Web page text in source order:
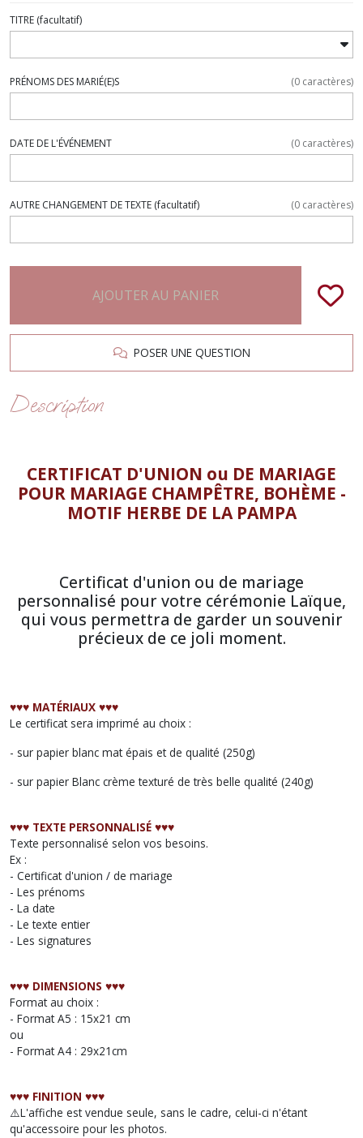
TITRE (facultatif)
PRÉNOMS DES MARIÉ(E)S (0 caractères)
DATE DE L'ÉVÉNEMENT (0 caractères)
AUTRE CHANGEMENT DE TEXTE (facultatif) (0 caractères)
AJOUTER AU PANIER
POSER UNE QUESTION
Description
CERTIFICAT D'UNION ou DE MARIAGE
POUR MARIAGE CHAMPÊTRE, BOHÈME -
MOTIF HERBE DE LA PAMPA
Certificat d'union ou de mariage
personnalisé pour votre cérémonie Laïque,
qui vous permettra de garder un souvenir
précieux de ce joli moment.
♥︎♥︎♥︎ MATÉRIAUX ♥︎♥︎♥︎
Le certificat sera imprimé au choix :
- sur papier blanc mat épais et de qualité (250g)
- sur papier Blanc crème texturé de très belle qualité (240g)
♥︎♥︎♥︎ TEXTE PERSONNALISÉ ♥︎♥︎♥︎
Texte personnalisé selon vos besoins.
Ex :
- Certificat d'union / de mariage
- Les prénoms
- La date
- Le texte entier
- Les signatures
♥︎♥︎♥︎ DIMENSIONS ♥︎♥︎♥︎
Format au choix :
- Format A5 : 15x21 cm
ou
- Format A4 : 29x21cm
♥︎♥︎♥︎ FINITION ♥︎♥︎♥︎
⚠️L'affiche est vendue seule, sans le cadre, celui-ci n'étant
qu'accessoire pour les photos.